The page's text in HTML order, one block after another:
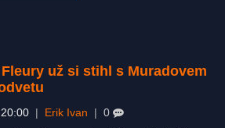
už si stihl s Muradovem
Erik Ivan 0